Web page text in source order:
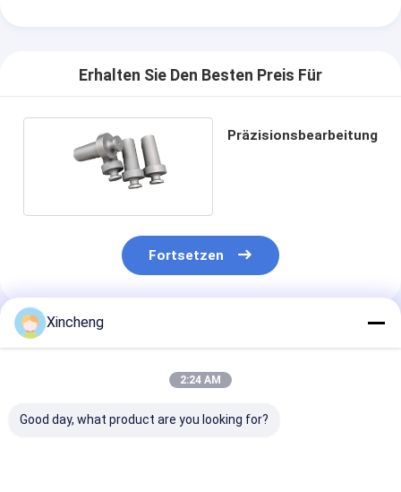
Erhalten Sie Den Besten Preis Für
Präzisionsbearbeitung
Fortsetzen
Empfohlene Produkte
Xincheng
2:24 AM
Good day, what product are you looking for?